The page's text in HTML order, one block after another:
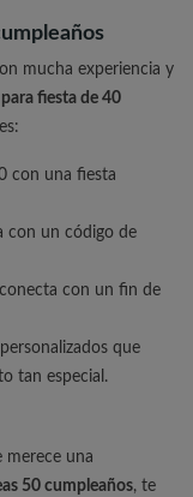
mucha experiencia y
fiesta de 40
con una fiesta
con un código de
con un fin de
que
tan especial.
merece una
50 cumpleaños, te